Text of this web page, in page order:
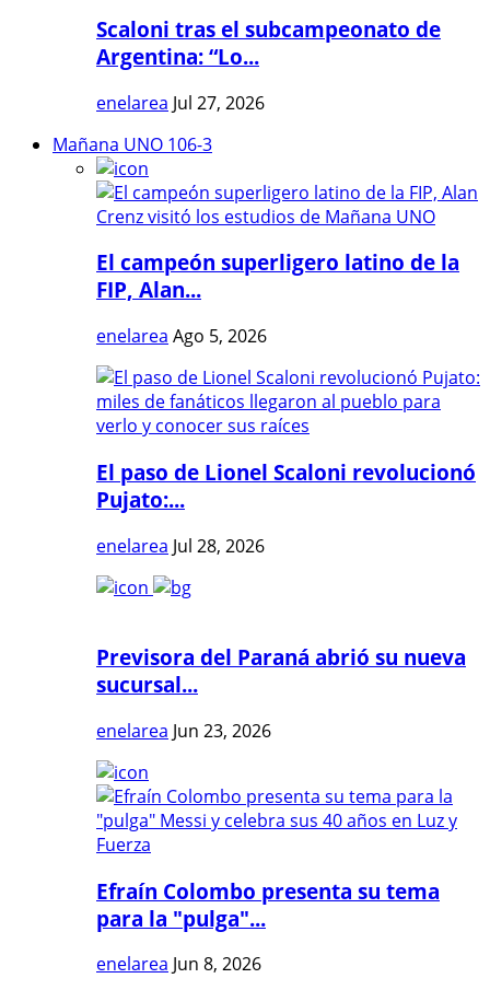
Scaloni tras el subcampeonato de
Argentina: “Lo...
enelarea Jul 27, 2026
Mañana UNO 106-3
El campeón superligero latino de la
FIP, Alan...
enelarea Ago 5, 2026
El paso de Lionel Scaloni revolucionó
Pujato:...
enelarea Jul 28, 2026
Previsora del Paraná abrió su nueva
sucursal...
enelarea Jun 23, 2026
Efraín Colombo presenta su tema
para la "pulga"...
enelarea Jun 8, 2026